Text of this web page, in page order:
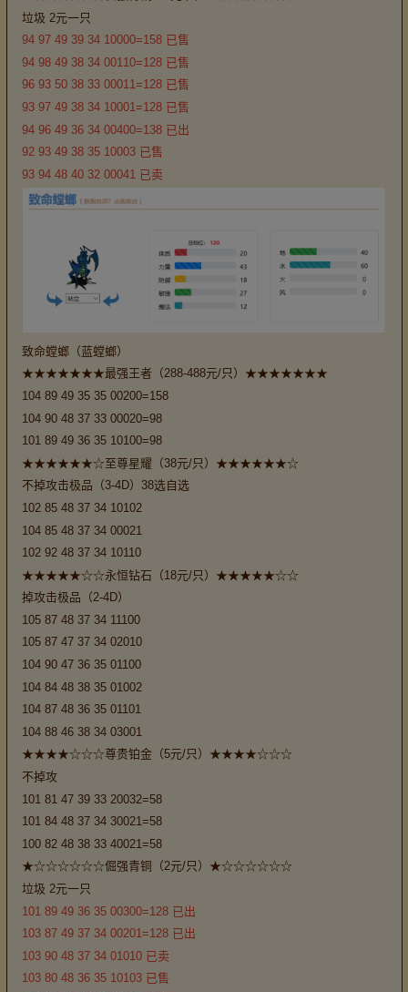
垃圾 2元一只
94 97 49 39 34 10000=158 已售
94 98 49 38 34 00110=128 已售
96 93 50 38 33 00011=128 已售
93 97 49 38 34 10001=128 已售
94 96 49 36 34 00400=138 已出
92 93 49 38 35 10003 已售
93 94 48 40 32 00041 已卖
致命螳螂（蓝螳螂）
★★★★★★★最强王者（288-488元/只）★★★★★★★
104 89 49 35 35 00200=158
104 90 48 37 33 00020=98
101 89 49 36 35 10100=98
★★★★★★☆至尊星耀（38元/只）★★★★★★☆
不掉攻击极品（3-4D）38选自选
102 85 48 37 34 10102
104 85 48 37 34 00021
102 92 48 37 34 10110
★★★★★☆☆永恒钻石（18元/只）★★★★★☆☆
掉攻击极品（2-4D）
105 87 48 37 34 11100
105 87 47 37 34 02010
104 90 47 36 35 01100
104 84 48 38 35 01002
104 87 48 36 35 01101
104 88 46 38 34 03001
★★★★☆☆☆尊贵铂金（5元/只）★★★★☆☆☆
不掉攻
101 81 47 39 33 20032=58
101 84 48 37 34 30021=58
100 82 48 38 33 40021=58
★☆☆☆☆☆☆倔强青铜（2元/只）★☆☆☆☆☆☆
垃圾 2元一只
101 89 49 36 35 00300=128 已出
103 87 49 37 34 00201=128 已出
103 90 48 37 34 01010 已卖
103 80 48 36 35 10103 已售